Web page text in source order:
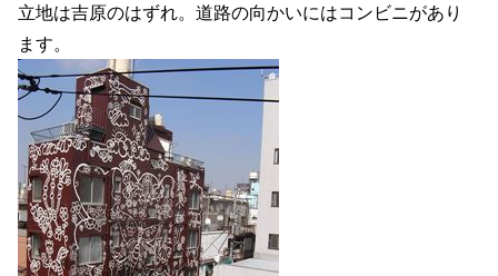
立地は吉原のはずれ。道路の向かいにはコンビニがあり
ます。